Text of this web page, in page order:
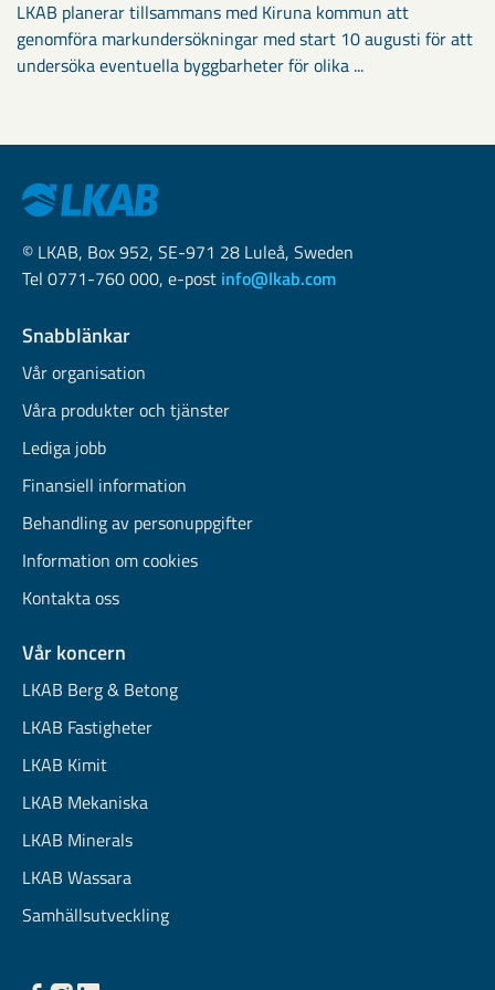
LKAB planerar tillsammans med Kiruna kommun att
genomföra markundersökningar med start 10 augusti för att
undersöka eventuella byggbarheter för olika ...
© LKAB, Box 952, SE-971 28 Luleå, Sweden
Tel 0771-760 000, e-post info@lkab.com
Snabblänkar
Vår organisation
Våra produkter och tjänster
Lediga jobb
Finansiell information
Behandling av personuppgifter
Information om cookies
Kontakta oss
Vår koncern
LKAB Berg & Betong
LKAB Fastigheter
LKAB Kimit
LKAB Mekaniska
LKAB Minerals
LKAB Wassara
Samhällsutveckling